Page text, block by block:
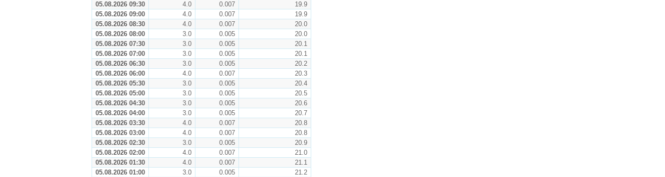
05.08.2026 09:30
4.0 0.007
19.9
05.08.2026 09:00
4.0 0.007
19.9
05.08.2026 08:30
4.0 0.007
20.0
05.08.2026 08:00
3.0 0.005
20.0
05.08.2026 07:30
3.0 0.005
20.1
05.08.2026 07:00
3.0 0.005
20.1
05.08.2026 06:30
3.0 0.005
20.2
05.08.2026 06:00
4.0 0.007
20.3
05.08.2026 05:30
3.0 0.005
20.4
05.08.2026 05:00
3.0 0.005
20.5
05.08.2026 04:30
3.0 0.005
20.6
05.08.2026 04:00
3.0 0.005
20.7
05.08.2026 03:30
4.0 0.007
20.8
05.08.2026 03:00
4.0 0.007
20.8
05.08.2026 02:30
3.0 0.005
20.9
05.08.2026 02:00
4.0 0.007
21.0
05.08.2026 01:30
4.0 0.007
21.1
05.08.2026 01:00
3.0 0.005
21.2